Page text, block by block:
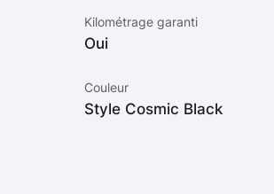
Kilométrage garanti
Oui
Couleur
Style Cosmic Black